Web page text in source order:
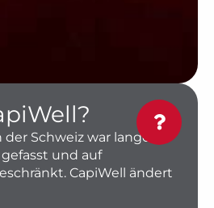
Schweiz war lange
und auf
CapiWell ändert